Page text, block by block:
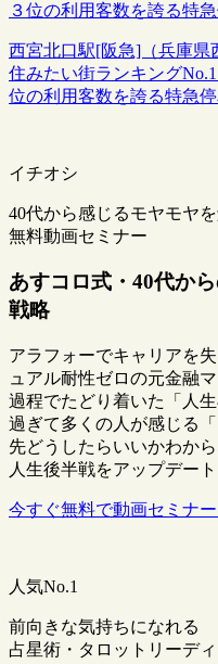
西宮北口駅[阪急]（兵庫県
住みたい街ランキング
位の利用客数を誇る特急
イチオシ
40代から感じるモヤモヤ
無料動画セミナー
あすコロ式・40代か
戦略
アラフォーでキャリアを
ュアル耐性ゼロの元金融
過程でたどり着いた「人
過ぎて多くの人が感じる
先どうしたらいいかわか
人生後半戦をアップデー
今すぐ無料で動画セミナ
人気No.1
前向きな気持ちになれる
占星術・タロットリーデ